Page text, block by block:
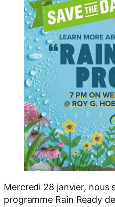
Mercredi 28 janvier, nous
programme Rain Ready